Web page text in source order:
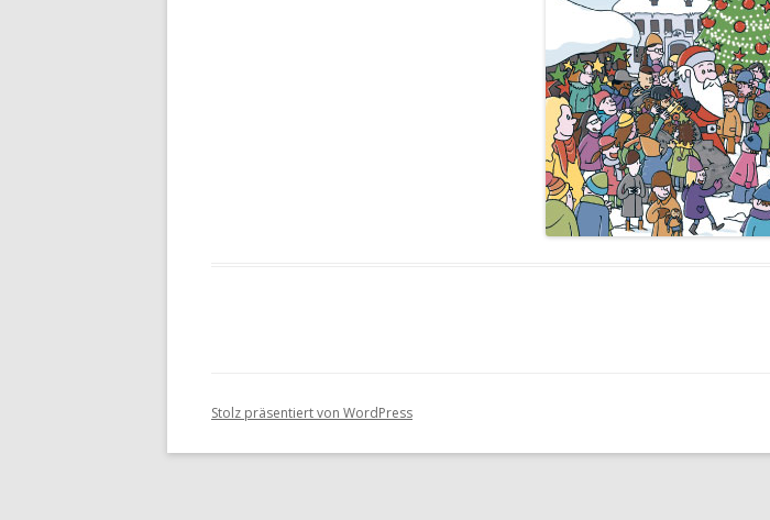
Stolz präsentiert von WordPress